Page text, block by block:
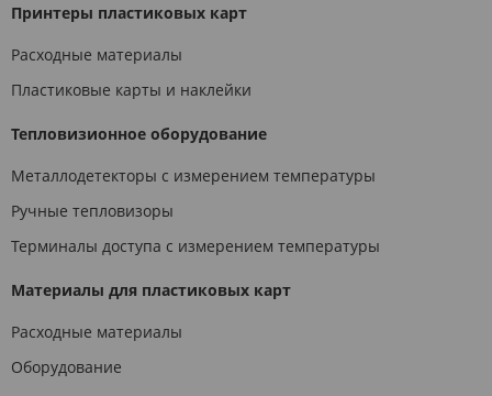
Принтеры пластиковых карт
Расходные материалы
Пластиковые карты и наклейки
Тепловизионное оборудование
Металлодетекторы с измерением температуры
Ручные тепловизоры
Терминалы доступа с измерением температуры
Материалы для пластиковых карт
Расходные материалы
Оборудование